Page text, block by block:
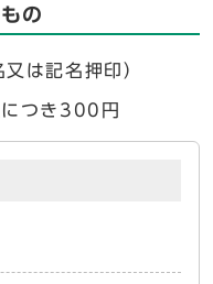
の
は記名押印）
つき300円